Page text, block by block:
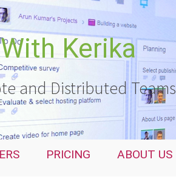
Kerika
and Distributed Teams
PRICING ABOUT US